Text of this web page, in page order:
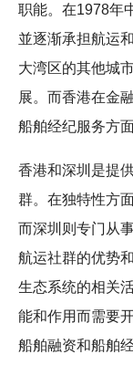
职能。在1978年
並逐渐承担航运
大湾区的其他城
展。而香港在金
船舶经纪服务方
香港和深圳是提
群。在独特性方
而深圳则专门从
航运社群的优势
生态系统的相关
能和作用而需要
船舶融资和船舶